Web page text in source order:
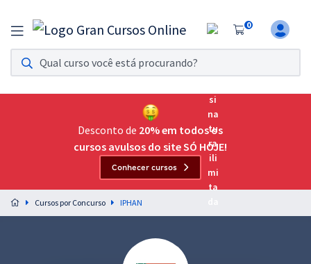
0
Assinatura Ilimitada 11
Acesso a todos os cursos. Teste grátis por 7 dias!
Assinatura OAB Até Passar
Acesso ilimitado a toda preparação para o Exame da
Preparação completa e intensiva para as principais
residências em saúde do Brasil
Desconto de 20% em todos os
cursos avulsos do site SÓ HOJE!
Conhecer cursos
Cursos por Concurso IPHAN